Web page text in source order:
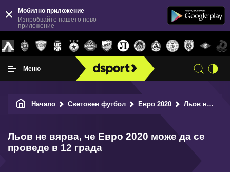
Мобилно приложение
Изпробвайте нашето ново
приложение
Меню
Начало Световен футбол Евро 2020 Льов не вярва, че Евро 2020 може да се проведе в 12 града
Льов не вярва, че Евро 2020 може да се
проведе в 12 града